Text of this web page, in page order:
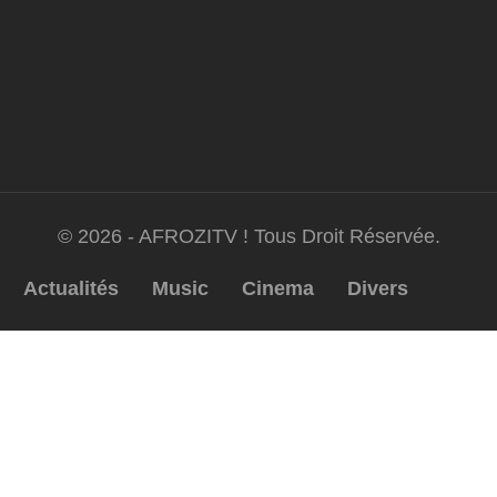
© 2026 - AFROZITV ! Tous Droit Réservée.
Actualités Music Cinema Divers